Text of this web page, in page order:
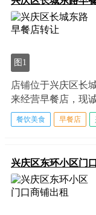
图1
店铺位于兴庆区长
来经营早餐店，现
餐饮美食 早餐店
兴庆区东环小区门